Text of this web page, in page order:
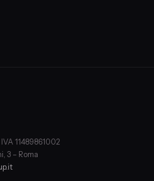
11489861002
3 – Roma